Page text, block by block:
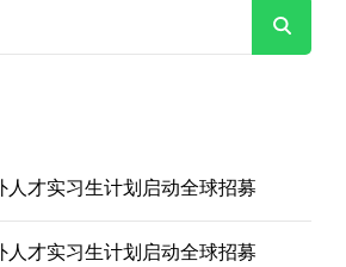
才实习生计划启动全球招募
才实习生计划启动全球招募